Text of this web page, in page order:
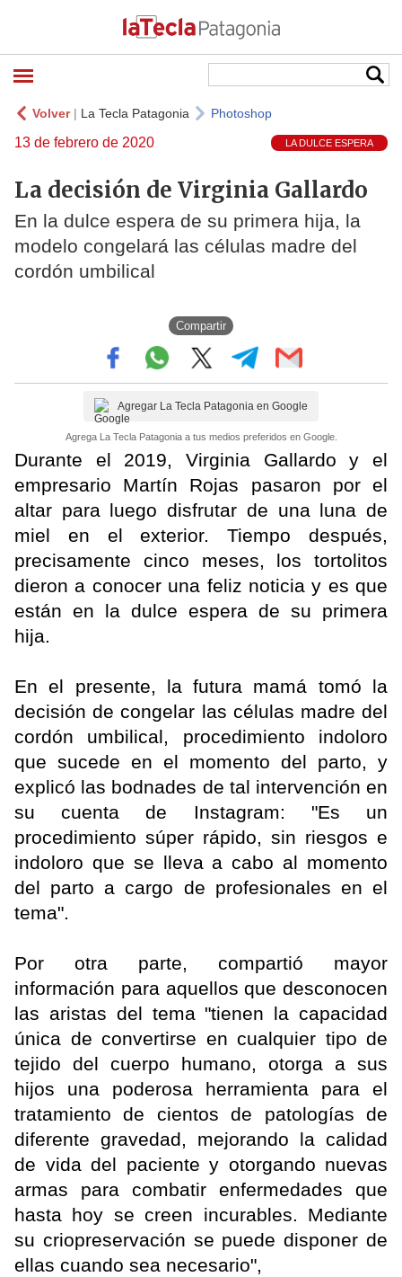
Volver| La Tecla Patagonia Photoshop
13 de febrero de 2020 LA DULCE ESPERA
La decisión de Virginia Gallardo
En la dulce espera de su primera hija, la
modelo congelará las células madre del
cordón umbilical
Compartir
Agregar La Tecla Patagonia en Google
Agrega La Tecla Patagonia a tus medios preferidos en Google.
Durante el 2019, Virginia Gallardo y el
empresario Martín Rojas pasaron por el
altar para luego disfrutar de una luna de
miel en el exterior. Tiempo después,
precisamente cinco meses, los tortolitos
dieron a conocer una feliz noticia y es que
están en la dulce espera de su primera
hija.
En el presente, la futura mamá tomó la
decisión de congelar las células madre del
cordón umbilical, procedimiento indoloro
que sucede en el momento del parto, y
explicó las bodnades de tal intervención en
su cuenta de Instagram: "Es un
procedimiento súper rápido, sin riesgos e
indoloro que se lleva a cabo al momento
del parto a cargo de profesionales en el
tema".
Por otra parte, compartió mayor
información para aquellos que desconocen
las aristas del tema "tienen la capacidad
única de convertirse en cualquier tipo de
tejido del cuerpo humano, otorga a sus
hijos una poderosa herramienta para el
tratamiento de cientos de patologías de
diferente gravedad, mejorando la calidad
de vida del paciente y otorgando nuevas
armas para combatir enfermedades que
hasta hoy se creen incurables. Mediante
su criopreservación se puede disponer de
ellas cuando sea necesario",